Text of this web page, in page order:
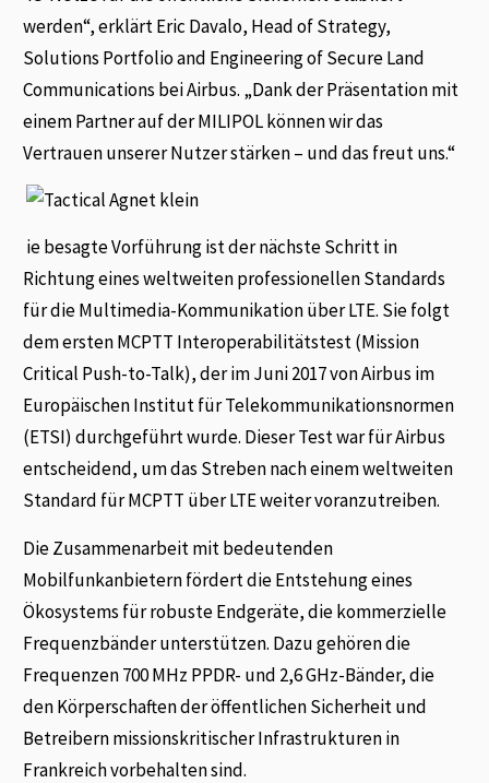
werden“, erklärt Eric Davalo, Head of Strategy,
Solutions Portfolio and Engineering of Secure Land
Communications bei Airbus. „Dank der Präsentation mit
einem Partner auf der MILIPOL können wir das
Vertrauen unserer Nutzer stärken – und das freut uns.“
ie besagte Vorführung ist der nächste Schritt in
Richtung eines weltweiten professionellen Standards
für die Multimedia-Kommunikation über LTE. Sie folgt
dem ersten MCPTT Interoperabilitätstest (Mission
Critical Push-to-Talk), der im Juni 2017 von Airbus im
Europäischen Institut für Telekommunikationsnormen
(ETSI) durchgeführt wurde. Dieser Test war für Airbus
entscheidend, um das Streben nach einem weltweiten
Standard für MCPTT über LTE weiter voranzutreiben.
Die Zusammenarbeit mit bedeutenden
Mobilfunkanbietern fördert die Entstehung eines
Ökosystems für robuste Endgeräte, die kommerzielle
Frequenzbänder unterstützen. Dazu gehören die
Frequenzen 700 MHz PPDR- und 2,6 GHz-Bänder, die
den Körperschaften der öffentlichen Sicherheit und
Betreibern missionskritischer Infrastrukturen in
Frankreich vorbehalten sind.